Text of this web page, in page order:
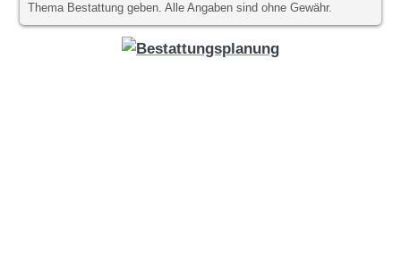
Thema Bestattung geben. Alle Angaben sind ohne Gewähr.